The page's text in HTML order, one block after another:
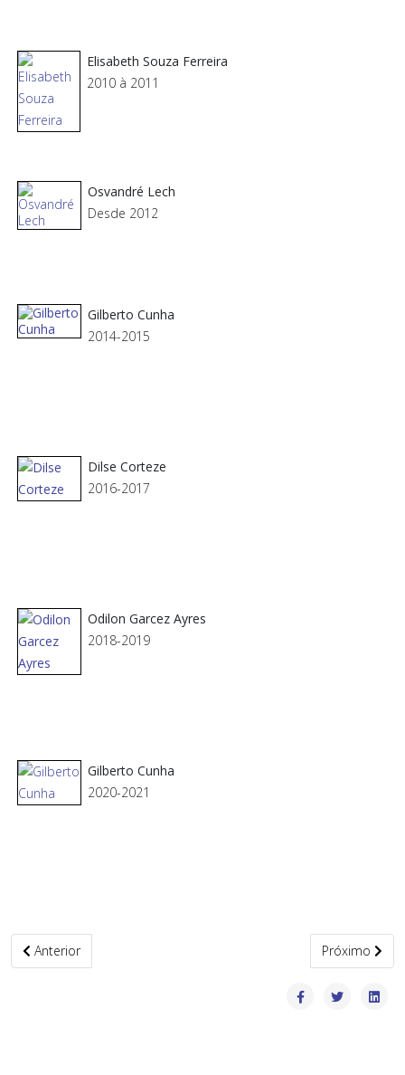
Elisabeth Souza Ferreira
2010 à 2011
Osvandré Lech
Desde 2012
Gilberto Cunha
2014-2015
Dilse Corteze
2016-2017
Odilon Garcez Ayres
2018-2019
Gilberto Cunha
2020-2021
Artigo anterior: Hino Oficial da APLetras
Anterior Próximo
Próximo